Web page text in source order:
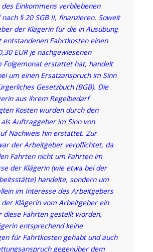
Einkommens verbliebenen
§ 20 SGB II, finanzieren. Soweit
der Klägerin für die in Ausübung
entstandenen Fahrtkosten einen
EUR je nachgewiesenen
Folgemonat erstattet hat, handelt
um einen Ersatzanspruch im Sinn
Gesetzbuch (BGB). Die
aus ihrem Regelbedarf
Kosten wurden durch den
Auftraggeber im Sinn von
Nachweis hin erstattet. Zur
der Arbeitgeber verpflichtet, da
Fahrten nicht um Fahrten im
der Klägerin (wie etwa bei der
handelte, sondern um
im Interesse des Arbeitgebers
Klägerin vom Arbeitgeber ein
diese Fahrten gestellt worden,
entsprechend keine
für Fahrtkosten gehabt und auch
gegenüber dem